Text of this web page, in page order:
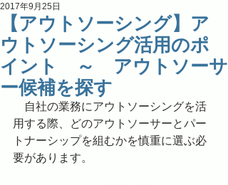
【アウトソーシング】ア
ウトソーシング活用のポ
イント ～ アウトソーサ
ー候補を探す
2017年9月25日
自社の業務にアウトソーシングを活
用する際、どのアウトソーサーとパー
トナーシップを組むかを慎重に選ぶ必
要があります。